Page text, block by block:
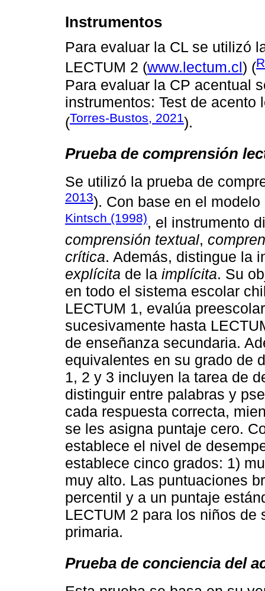
Instrumentos
Para evaluar la CL se utilizó
LECTUM 2 (www.lectum.cl) (
Para evaluar la CP acentual
instrumentos: Test de acento
(Torres-Bustos, 2021).
Prueba de comprensión
Se utilizó la prueba de
2013). Con base en el
Kintsch (1998), el instrumento
comprensión textual,
crítica. Además, distingue la
explícita de la implícita. Su
en todo el sistema escolar
LECTUM 1, evalúa
sucesivamente hasta
de enseñanza secundaria.
equivalentes en su grado de
1, 2 y 3 incluyen la tarea de
distinguir entre palabras y
cada respuesta correcta,
se les asigna puntaje cero.
establece el nivel de
establece cinco grados: 1)
muy alto. Las puntuaciones
percentil y a un puntaje
LECTUM 2 para los niños de
primaria.
Prueba de conciencia del